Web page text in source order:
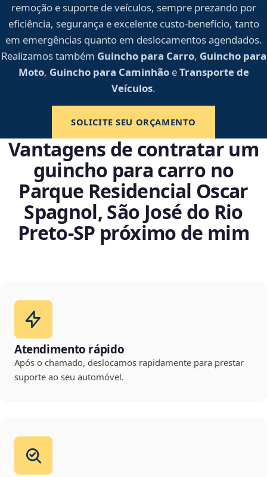
remoção e suporte de veículos, sempre prezando por
eficiência, segurança e excelente custo-benefício, tanto
em emergências quanto em deslocamentos agendados.
Realizamos também Guincho para Carro, Guincho para
Moto, Guincho para CaminhãoeTransporte de
Veículos.
SOLICITE SEU ORÇAMENTO
Vantagens de contratar um
guincho para carro no
Parque Residencial Oscar
Spagnol, São José do Rio
Preto‑SP próximo de mim
Atendimento rápido
Após o chamado, deslocamos rapidamente para prestar
suporte ao seu automóvel.